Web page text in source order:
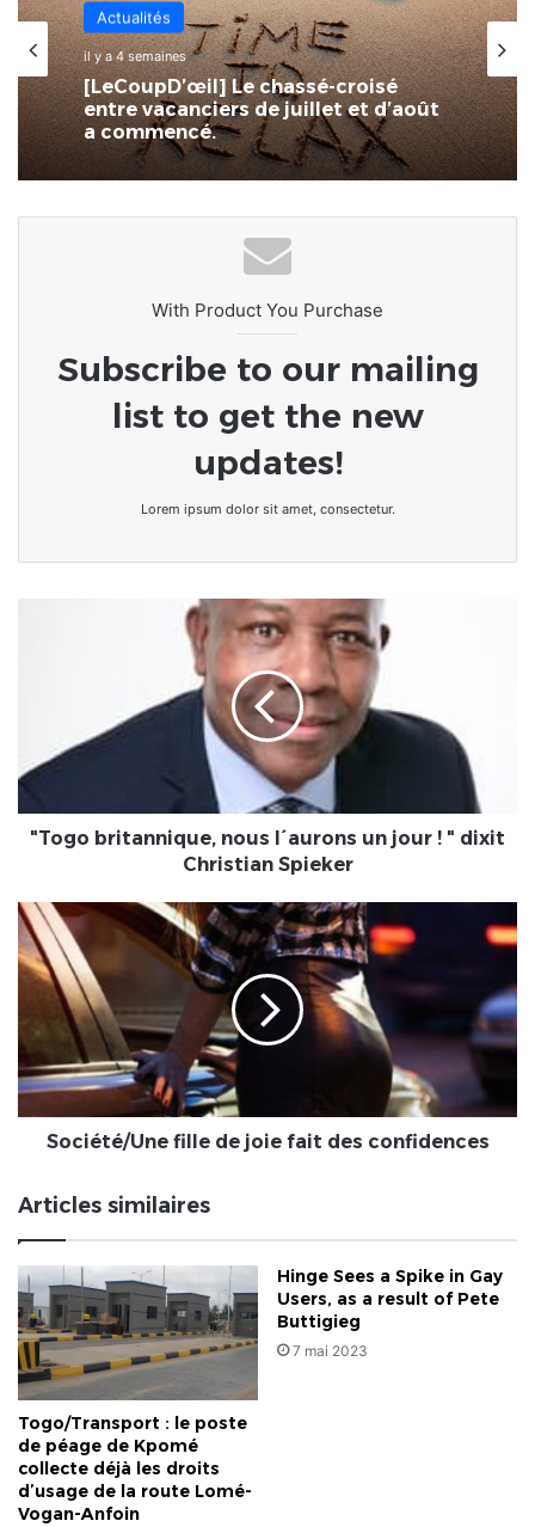
Actualités
il y a 4 semaines
[LeCoupD’œil] Le chassé-croisé
entre vacanciers de juillet et d’août
a commencé.
With Product You Purchase
Subscribe to our mailing
list to get the new
updates!
Lorem ipsum dolor sit amet, consectetur.
jour
!
"
dixit
"Togo britannique, nous l´aurons un jour ! " dixit
Christian Spieker
Société/Une
fille
de
des
confidences
Société/Une fille de joie fait des confidences
Articles similaires
Togo/Transport : le poste
de péage de Kpomé
collecte déjà les droits
d’usage de la route Lomé-
Vogan-Anfoin
Hinge Sees a Spike in Gay
Users, as a result of Pete
Buttigieg
7 mai 2023